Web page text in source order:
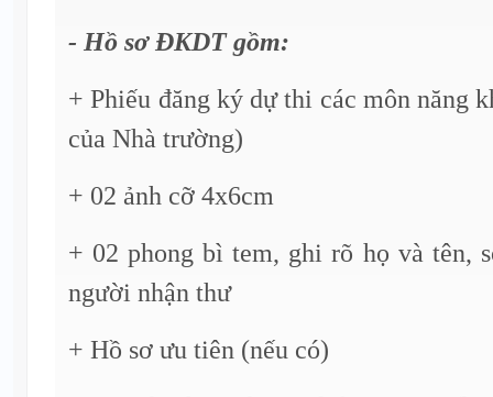
- Hồ sơ ĐKDT gồm:
+ Phiếu đăng ký dự thi các môn năng
của Nhà trường)
+ 02 ảnh cỡ 4x6cm
+ 02 phong bì tem, ghi rõ họ và tên,
người nhận thư
+ Hồ sơ ưu tiên (nếu có)